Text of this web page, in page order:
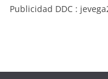
Publicidad DDC :